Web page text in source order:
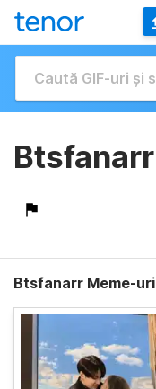
Btsfanarr
Btsfanarr Meme-uri